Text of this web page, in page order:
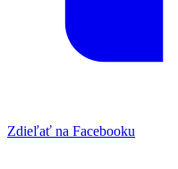
Zdieľať na Facebooku